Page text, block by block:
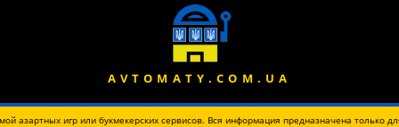
AVTOMATY.COM.UA
азартных игр или букмекерских сервисов. Вся информация предназначена только